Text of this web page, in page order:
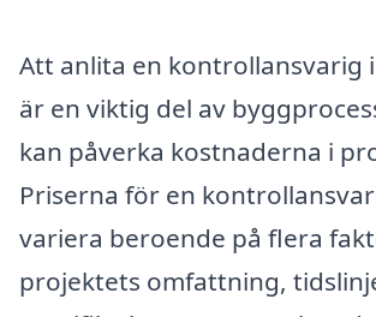
Att anlita en kontrollansvarig
är en viktig del av
kan påverka kostnaderna i
Priserna för en
variera beroende på flera
projektets omfattning,